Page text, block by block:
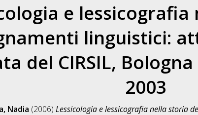
e
linguistici:
del CIRSIL,
2003
Nadia (2006) Lessicologia e lessicografia nella storia